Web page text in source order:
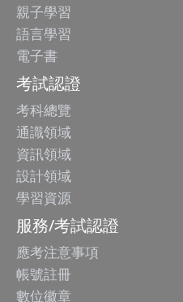
親子學習
語言學習
電子書
考試認證
考科總覽
通識領域
資訊領域
設計領域
學習資源
服務/考試認證
應考注意事項
帳號註冊
數位徽章